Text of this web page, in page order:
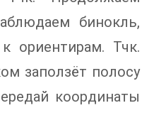
бинокль,
ориентирам. Тчк.
заползёт полосу
координаты